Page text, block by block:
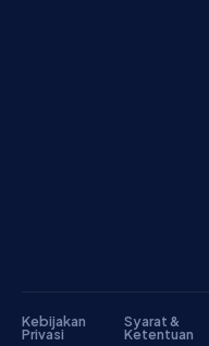
Kebijakan
Privasi
Syarat &
Ketentuan